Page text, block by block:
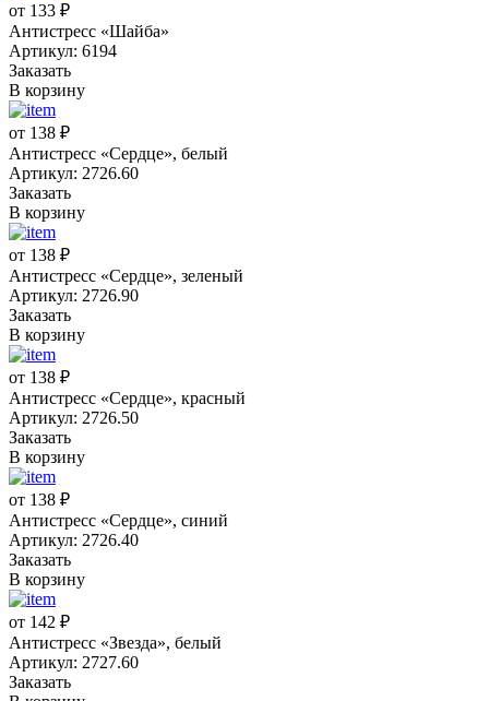
от 133 ₽
Антистресс «Шайба»
Артикул: 6194
Заказать
В корзину
от 138 ₽
Антистресс «Сердце», белый
Артикул: 2726.60
Заказать
В корзину
от 138 ₽
Антистресс «Сердце», зеленый
Артикул: 2726.90
Заказать
В корзину
от 138 ₽
Антистресс «Сердце», красный
Артикул: 2726.50
Заказать
В корзину
от 138 ₽
Антистресс «Сердце», синий
Артикул: 2726.40
Заказать
В корзину
от 142 ₽
Антистресс «Звезда», белый
Артикул: 2727.60
Заказать